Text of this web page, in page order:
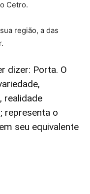
Cetro.
região, a das
dizer: Porta. O
realidade
representa o
seu equivalente